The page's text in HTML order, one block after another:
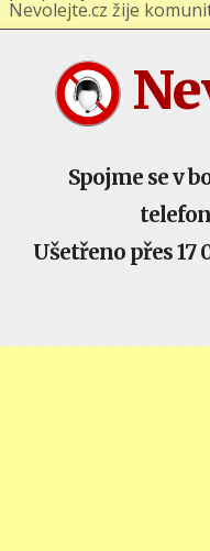
Spojme se v
Ušetřeno přes
Nevolejte.cz žije